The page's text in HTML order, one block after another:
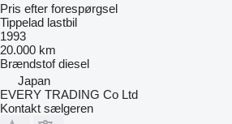
Pris efter forespørgsel
Tippelad lastbil
1993
20.000 km
Brændstof diesel
Japan
EVERY TRADING Co Ltd
Kontakt sælgeren